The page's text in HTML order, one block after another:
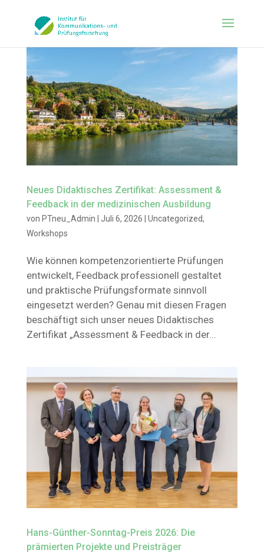
Neues Didaktisches Zertifikat: Assessment &
Feedback in der medizinischen Ausbildung
von PTneu_Admin | Juli 6, 2026 | Uncategorized,
Workshops
Wie können kompetenzorientierte Prüfungen
entwickelt, Feedback professionell gestaltet
und praktische Prüfungsformate sinnvoll
eingesetzt werden? Genau mit diesen Fragen
beschäftigt sich unser neues Didaktisches
Zertifikat „Assessment & Feedback in der...
Hans-Günther-Sonntag-Preis 2026: Die
prämierten Projekte und Preisträger